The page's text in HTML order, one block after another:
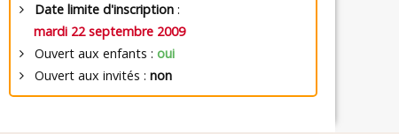
Date limite d'inscription:
mardi 22 septembre 2009
Ouvert aux enfants : oui
Ouvert aux invités : non